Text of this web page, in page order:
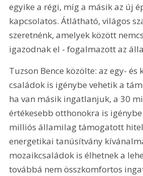
egyike a régi, míg a másik az új
kapcsolatos. Átlátható, világos
szeretnénk, amelyek között
igazodnak el - fogalmazott az
Tuzson Bence közölte: az egy- és
családok is igénybe vehetik a
ha van másik ingatlanjuk, a 30
értékesebb otthonokra is igénybe
milliós államilag támogatott
energetikai tanúsítvány
mozaikcsaládok is élhetnek a
továbbá nem összkomfortos